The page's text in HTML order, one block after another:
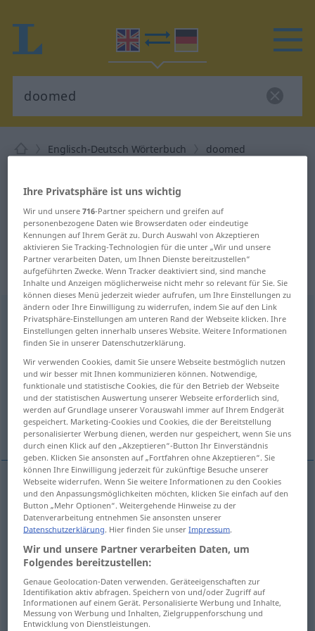
Englisch-Deutsch Wörterbuch doomed
"doomed"
"doomed" Deutsch Übersetzung
„doomed“: adjective
doomedadj
Übersicht aller Übersetzungen
(Für mehr Details die Übersetzung anklicken/antippen)
verloren, dem Untergang geweiht
verurteilt, verdammt
verloren, demUnterganggeweiht doomed
verurteilt,verdammt(tozuto do
doomed FIG
Ihre Privatsphäre ist uns wichtig
Wir und unsere716-Partner speichern und greifen auf
personenbezogene Daten wie Browserdaten oder eindeutige
Kennungen auf Ihrem Gerät zu. Durch Auswahl von Akzeptieren
aktivieren Sie Tracking-Technologien für die unter „Wir und unsere
Partner verarbeiten Daten, um Ihnen Dienste bereitzustellen“
aufgeführten Zwecke. Wenn Tracker deaktiviert sind, sind manche
Inhalte und Anzeigen möglicherweise nicht mehr so relevant für Sie. Sie
können dieses Menü jederzeit wieder aufrufen, um Ihre Einstellungen zu
ändern oder Ihre Einwilligung zu widerrufen, indem Sie auf den Link
Privatsphäre-Einstellungen am unteren Rand der Webseite klicken. Ihre
Einstellungen gelten innerhalb unseres Website. Weitere Informationen
finden Sie in unserer Datenschutzerklärung.
Wir verwenden Cookies, damit Sie unsere Webseite bestmöglich nutzen
und wir besser mit Ihnen kommunizieren können. Notwendige,
funktionale und statistische Cookies, die für den Betrieb der Webseite
und der statistischen Auswertung unserer Webseite erforderlich sind,
werden auf Grundlage unserer Vorauswahl immer auf Ihrem Endgerät
gespeichert. Marketing-Cookies und Cookies, die der Bereitstellung
personalisierter Werbung dienen, werden nur gespeichert, wenn Sie uns
durch einen Klick auf den „Akzeptieren“-Button Ihr Einverständnis
geben. Klicken Sie ansonsten auf „Fortfahren ohne Akzeptieren“. Sie
können Ihre Einwilligung jederzeit für zukünftige Besuche unserer
Webseite widerrufen. Wenn Sie weitere Informationen zu den Cookies
und den Anpassungsmöglichkeiten möchten, klicken Sie einfach auf den
Button „Mehr Optionen“. Weitergehende Hinweise zu der
Datenverarbeitung entnehmen Sie ansonsten unserer
Datenschutzerklärung. Hier finden Sie unserImpressum.
Wir und unsere Partner verarbeiten Daten, um
Folgendes bereitzustellen:
Genaue Geolocation-Daten verwenden. Geräteeigenschaften zur
Identifikation aktiv abfragen. Speichern von und/oder Zugriff auf
Informationen auf einem Gerät. Personalisierte Werbung und Inhalte,
Messung von Werbung und Inhalten, Zielgruppenforschung und
Entwicklung von Dienstleistungen.